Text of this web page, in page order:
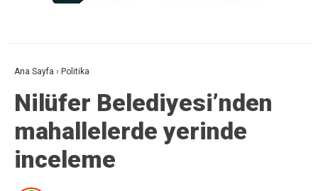
Ana Sayfa › Politika
Nilüfer Belediyesi’nden
mahallelerde yerinde
inceleme